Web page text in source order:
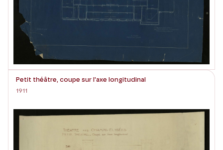
Petit théâtre, coupe sur l'axe longitudinal
1911